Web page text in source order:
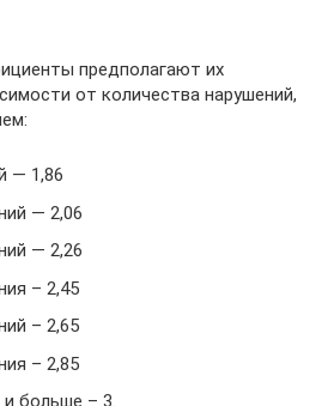
предполагают их
от количества нарушений,
— 1,86
— 2,06
— 2,26
– 2,45
– 2,65
– 2,85
и больше – 3.